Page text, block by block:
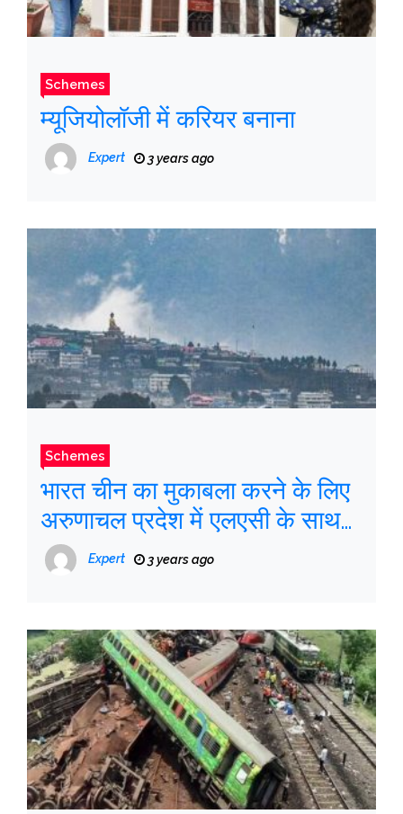
Schemes
म्यूजियोलॉजी में करियर बनाना
Expert 3 years ago
Schemes
भारत चीन का मुकाबला करने के लिए
अरुणाचल प्रदेश में एलएसी के साथ
गांवों को पर्यटक हब के रूप में
विकसित कर रहा है
Expert 3 years ago